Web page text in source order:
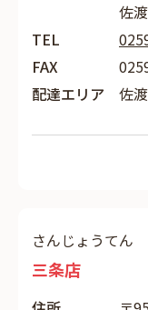
佐
TEL
FAX
配達エリア
佐
さんじょうてん
三条店